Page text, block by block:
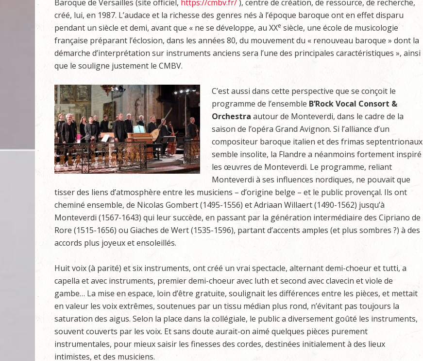
Baroque de Versailles (site officiel, https://cmbv.fr/), centre de création, de ressource, de recherche,
créé, lui, en 1987. L’audace et la richesse des genres nés à l’époque baroque ont en effet disparu
pendant un siècle et demi, avant que « ne se développe, au XXe siècle, une école de musicologie
française préparant l’éclosion, dans les années 80, du mouvement du « renouveau baroque » dont la
démarche d’interprétation sur instruments anciens sera l’une des principales caractéristiques », ainsi
que le souligne justement le CMBV.
C’est aussi dans cette perspective que se conçoit le
programme de l’ensemble B’Rock Vocal Consort &
Orchestra autour de Monteverdi, dans le cadre de la
saison de l’opéra Grand Avignon. Si l’alliance d’un
compositeur baroque italien et des frimas septentrionaux
semble insolite, la Flandre a néanmoins fortement inspiré
les œuvres de Monteverdi. Le programme, reliant
Monteverdi à ses influences nordiques, ne pouvait que
tisser des liens d’atmosphère entre les musiciens – d’origine belge – et le public provençal. Ils ont
cheminé ensemble, de Nicolas Gombert (1495-1556) et Adriaan Willaert (1490-1562) jusqu’à
Monteverdi (1567-1643) qui leur succède, en passant par la génération intermédiaire des Cipriano de
Rore (1515-1656) ou Giaches de Wert (1535-1596), partant d’accents amples (et plus sombres ?) à des
accords plus joyeux et ensoleillés.
Huit voix (à parité) et six instruments, ont créé un vrai spectacle, alternant demi-choeur et tutti, a
capella et avec instruments, premier demi-choeur avec luth et second avec clavecin et viole de
gambe… La mise en espace, loin d’être gratuite, soulignait les différences entre les pièces, et mettait
en valeur les voix extrêmes, soutenues par un tissu médian plus rond, n’évitant pas toujours la
saturation des aigus. Selon la place dans la collégiale, le public a diversement goûté les instruments,
souvent couverts par les voix. Et sans doute aurait-on aimé quelques pièces purement
instrumentales, pour mieux saisir les finesses des cordes, destinées initialement à des lieux
intimistes, et des musiciens.